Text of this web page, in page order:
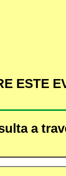
ESTE
a